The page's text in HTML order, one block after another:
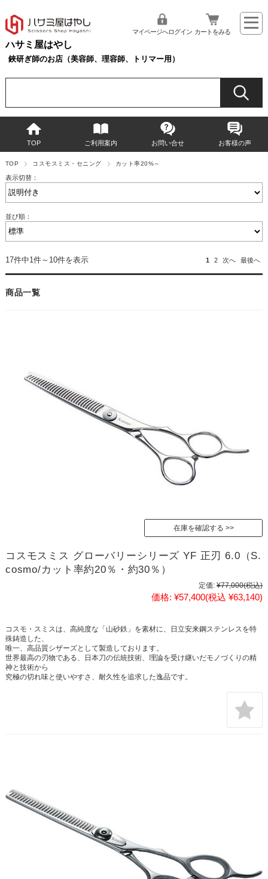
ハサミ屋はやし
鋏研ぎ師のお店（美容師、理容師、トリマー用）
マイページへログイン カートをみる
TOP ご利用案内 お問い合せ お客様の声
TOP コスモスミス・セニング カット率20%～
表示切替：
並び順：
17件中1件～10件を表示 1 2 次へ 最後へ
商品一覧
在庫を確認する
コスモスミス グローバリーシリーズ YF 正刃 6.0（S.
cosmo/カット率約20％・約30％）
定価: ¥77,000(税込)
価格: ¥57,400(税込 ¥63,140)
コスモ・スミスは、高純度な「山砂鉄」を素材に、日立安来鋼ステンレスを特
殊鋳造した、
唯一、高品質シザーズとして製造しております。
世界最高の刃物である、日本刀の伝統技術、理論を受け継いだモノづくりの精
神と技術から
究極の切れ味と使いやすさ、耐久性を追求した逸品です。